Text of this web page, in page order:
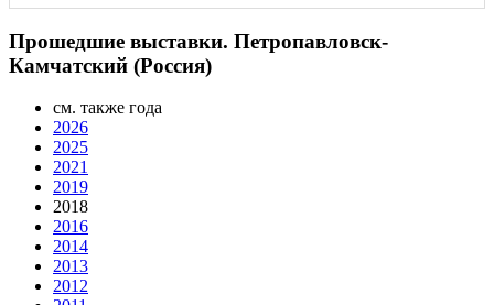
Прошедшие выставки. Петропавловск-
Камчатский (Россия)
см. также года
2026
2025
2021
2019
2018
2016
2014
2013
2012